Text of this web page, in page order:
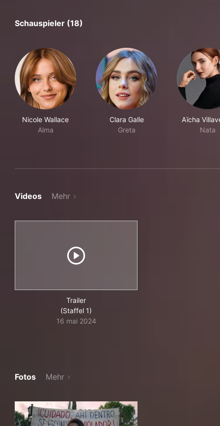
Schauspieler (18)
Nicole Wallace
Alma
Clara Galle
Greta
Aïcha
Nata
Videos Mehr
Trailer
(Staffel 1)
16 mai 2024
Fotos Mehr